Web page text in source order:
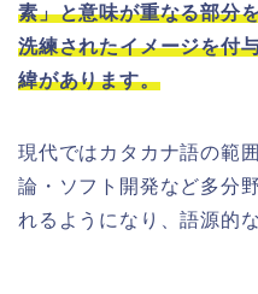
素」と意味が重なる部分
洗練されたイメージを付
緯があります。
現代ではカタカナ語の範
論・ソフト開発など多分
れるようになり、語源的